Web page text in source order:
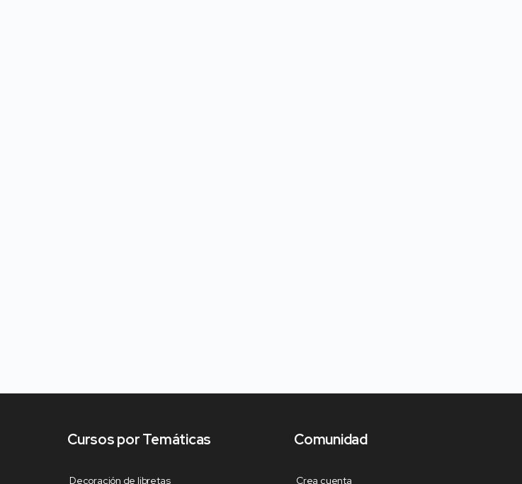
Cursos por Temáticas
Decoración de libretas
Comunidad
Crea cuenta